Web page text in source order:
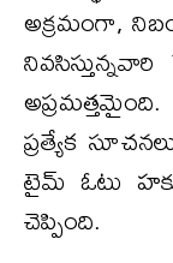
అక్రమంగా,
ప్రత్యేక
టైమ్ ఓటు
చెప్పింది.